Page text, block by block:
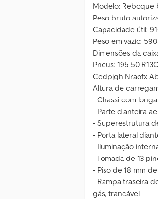
Modelo: Reboque
Peso bruto
Capacidade útil:
Peso em vazio:
Dimensões da
Pneus: 195 50 R13C
Cedpjgh Nraofx
Altura de
- Chassi com
- Parte dianteira
- Superestrutura
- Porta lateral
- Iluminação
- Tomada de 13
- Piso de 18 mm
- Rampa traseira
gás, trancável